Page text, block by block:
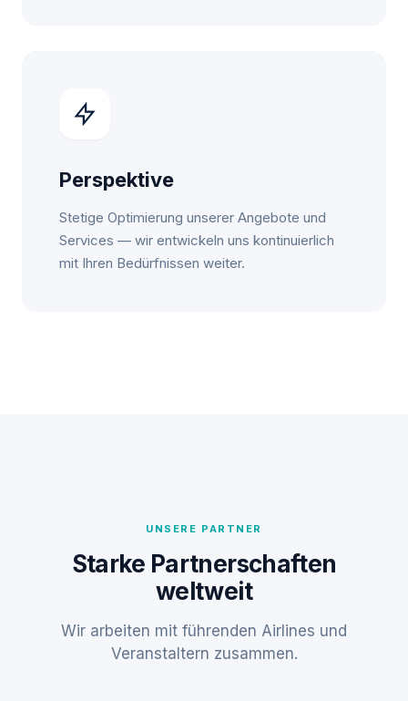
Perspektive
Stetige Optimierung unserer Angebote und
Services — wir entwickeln uns kontinuierlich
mit Ihren Bedürfnissen weiter.
UNSERE PARTNER
Starke Partnerschaften
weltweit
Wir arbeiten mit führenden Airlines und
Veranstaltern zusammen.